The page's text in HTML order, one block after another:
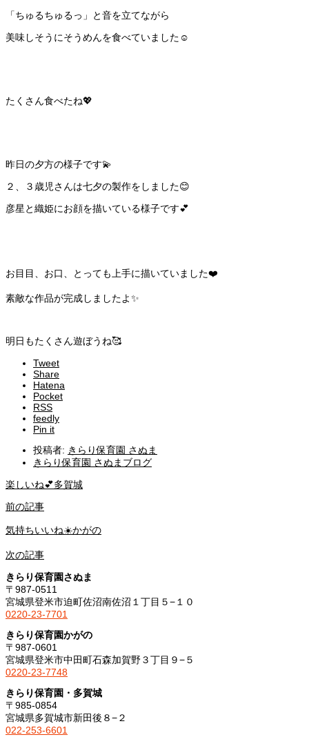
「ちゅるちゅるっ」と音を立てながら
美味しそうにそうめんを食べていました☺️
たくさん食べたね💖
昨日の夕方の様子です💫
２、３歳児さんは七夕の製作をしました😊
彦星と織姫にお顔を描いている様子です💕
お目目、お口、とっても上手に描いていました❤️
素敵な作品が完成しましたよ✨
明日もたくさん遊ぼうね🥰
Tweet
Share
Hatena
Pocket
RSS
feedly
Pin it
投稿者: きらり保育園 さぬま
きらり保育園 さぬまブログ
楽しいね💕︎多賀城
前の記事
気持ちいいね☀️かがの
次の記事
きらり保育園さぬま
〒987-0511
宮城県登米市迫町佐沼南佐沼１丁目５−１０
0220-23-7701
きらり保育園かがの
〒987-0601
宮城県登米市中田町石森加賀野３丁目９−５
0220-23-7748
きらり保育園・多賀城
〒985-0854
宮城県多賀城市新田後８−２
022-253-6601